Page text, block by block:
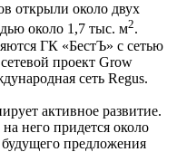
открыли около двух
около 1,7 тыс. м2.
ГК «БестЪ» с сетью
проект Grow
сеть Regus.
активное развитие.
него придется около
предложения